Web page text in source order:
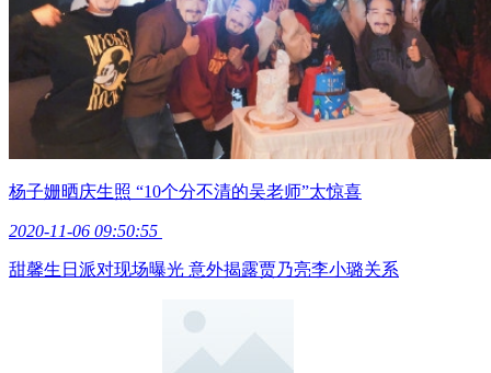
杨子姗晒庆生照 “10个分不清的吴老师”太惊喜
2020-11-06 09:50:55
甜馨生日派对现场曝光 意外揭露贾乃亮李小璐关系